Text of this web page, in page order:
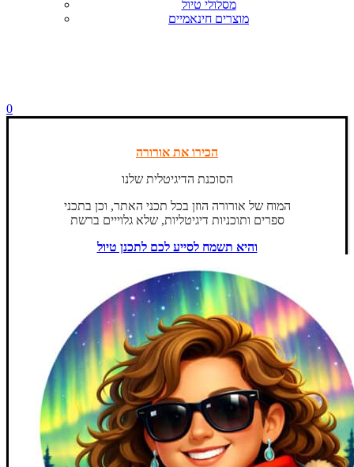
מסלולי טיול
מוצרים חינאמיים
0
הכירו את אורורה
הסוכנת הדיגיטלית שלנו
המוח של אורורה הוזן בכל תכני האתר, וכן בתכני
ספרים ותוכניות דיגיטליות, שלא גלוייים ברשת
והיא תשמח לסייע לכם לתכנן טיול